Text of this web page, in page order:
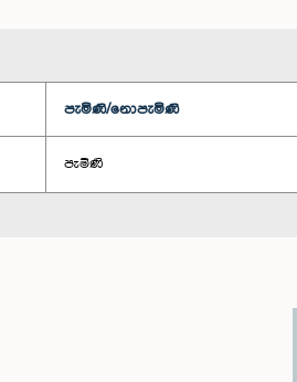
පැමිණි/නොපැමිණි
පැමිණි